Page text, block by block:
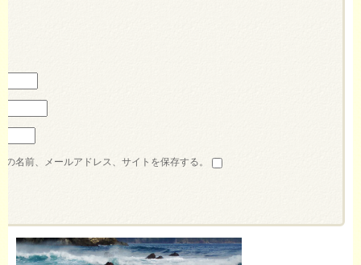
名前、メールアドレス、サイトを保存する。